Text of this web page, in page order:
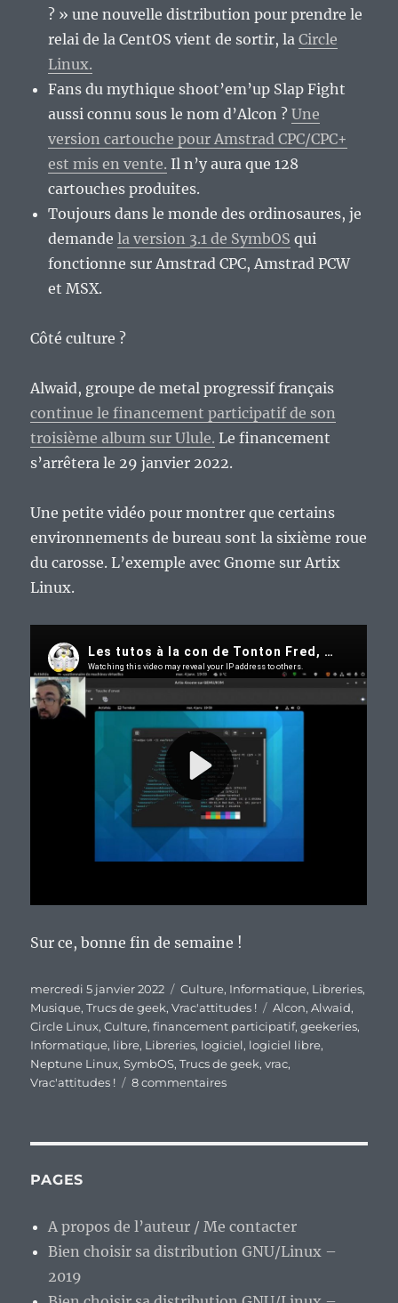
? » une nouvelle distribution pour prendre le
relai de la CentOS vient de sortir, laCircle
Linux.
Fans du mythique shoot’em’up Slap Fight
aussi connu sous le nom d’Alcon ?Une
version cartouche pour Amstrad CPC/CPC+
est mis en vente. Il n’y aura que 128
cartouches produites.
Toujours dans le monde des ordinosaures, je
demandela version 3.1 de SymbOS qui
fonctionne sur Amstrad CPC, Amstrad PCW
et MSX.
Côté culture ?
Alwaid, groupe de metal progressif français
continue le financement participatif de son
troisième album sur Ulule. Le financement
s’arrêtera le 29 janvier 2022.
Une petite vidéo pour montrer que certains
environnements de bureau sont la sixième roue
du carosse. L’exemple avec Gnome sur Artix
Linux.
Sur ce, bonne fin de semaine !
Publié
le
mercredi 5 janvier 2022 Catégories
Culture, Informatique, Libreries,
Musique,Trucs de geek,Vrac'attitudes ! Étiquettes
Alcon,Alwaid,
Circle Linux,Culture,financement participatif,geekeries,
Informatique, libre, Libreries, logiciel, logiciel libre,
Neptune Linux,SymbOS,Trucs de geek,vrac,
Vrac'attitudes !
8 commentairessur
PAGES
A propos de l’auteur / Me contacter
Bien choisir sa distribution GNU/Linux –
2019